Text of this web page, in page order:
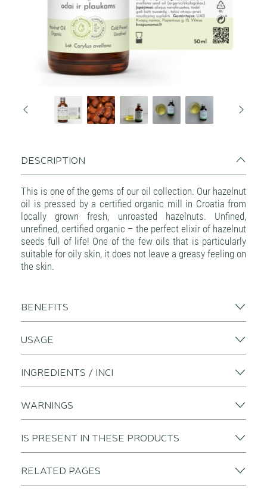
DESCRIPTION
This is one of the gems of our oil collection. Our hazelnut
oil is pressed by a certified organic mill in Croatia from
locally grown fresh, unroasted hazelnuts. Unfined,
unrefined, certified organic – the perfect elixir of hazelnut
seeds full of life! One of the few oils that is particularly
suitable for oily skin, it does not leave a greasy feeling on
the skin.
BENEFITS
USAGE
INGREDIENTS / INCI
WARNINGS
IS PRESENT IN THESE PRODUCTS
RELATED PAGES